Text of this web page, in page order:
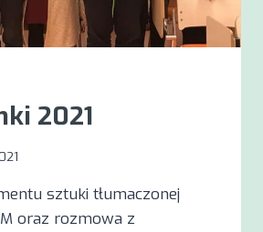
2021
sztuki tłumaczonej
oraz rozmowa z